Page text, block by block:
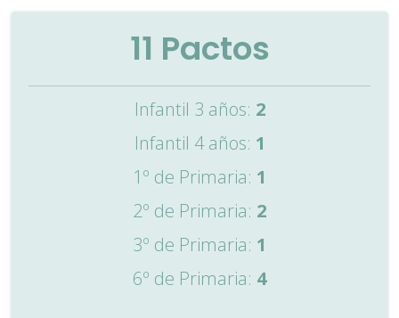
11 Pactos
Infantil 3 años: 2
Infantil 4 años: 1
1º de Primaria: 1
2º de Primaria: 2
3º de Primaria: 1
6º de Primaria: 4